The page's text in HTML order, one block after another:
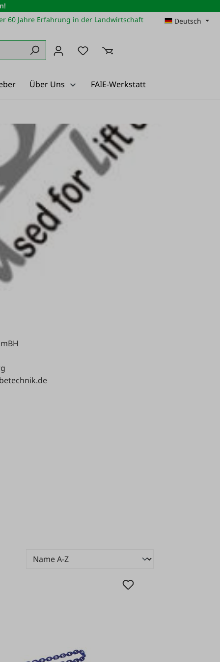
60 Jahre Erfahrung in der Landwirtschaft
Deutsch
Du hast 0 Produkte auf dem
Über Uns FAIE-Werkstatt